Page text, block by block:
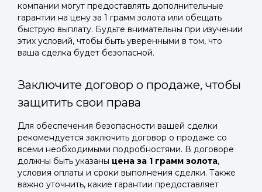
компании могут предоставлять дополнительные
гарантии на цену за 1 грамм золота или обещать
быструю выплату. Будьте внимательны при изучении
этих условий, чтобы быть уверенными в том, что
ваша сделка будет безопасной.
Заключите договор о продаже, чтобы
защитить свои права
Для обеспечения безопасности вашей сделки
рекомендуется заключить договор о продаже со
всеми необходимыми подробностями. В договоре
должны быть указаны цена за 1 грамм золота,
условия оплаты и сроки выполнения сделки. Также
важно уточнить, какие гарантии предоставляет